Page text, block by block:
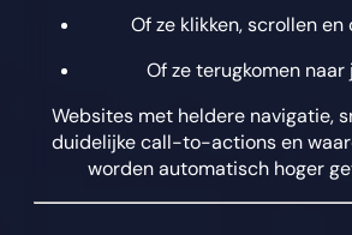
Of ze klikken, scrollen
Of ze terugkomen
Websites met heldere navigatie,
duidelijke call-to-actions en
worden automatisch hoger